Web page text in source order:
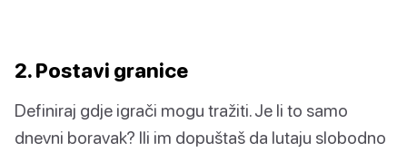
2. Postavi granice
Definiraj gdje igrači mogu tražiti. Je li to samo
dnevni boravak? Ili im dopuštaš da lutaju slobodno